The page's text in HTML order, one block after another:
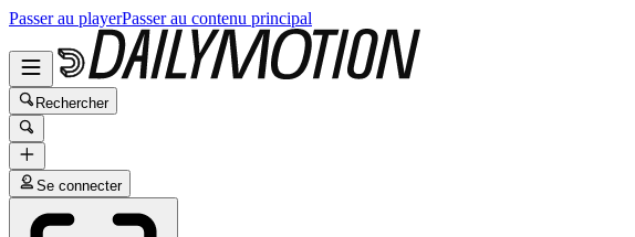
Passer au playerPasser au contenu principal
Rechercher
Se connecter